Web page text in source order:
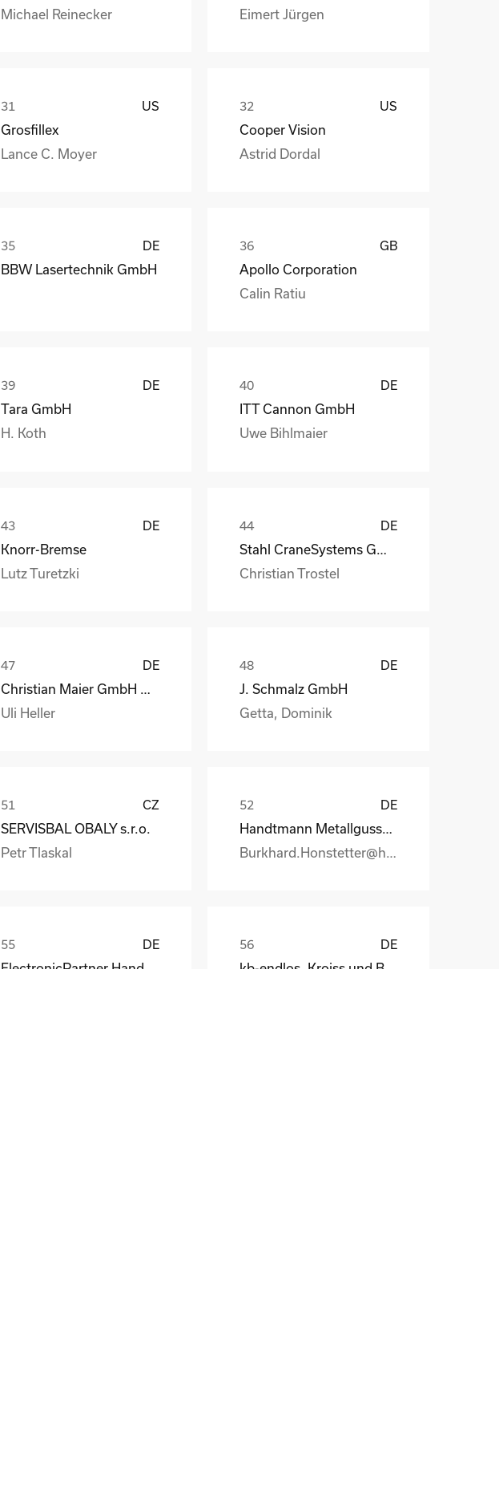
Michael Reinecker
Eimert Jürgen
US
Grosfillex
Lance C. Moyer
US
Cooper Vision
Astrid Dordal
DE
BBW Lasertechnik GmbH
GB
Apollo Corporation
Calin Ratiu
DE
Tara GmbH
H. Koth
DE
ITT Cannon GmbH
Uwe Bihlmaier
DE
Knorr-Bremse
Lutz Turetzki
DE
Christian Trostel
DE
Uli Heller
DE
J. Schmalz GmbH
Getta, Dominik
CZ
SERVISBAL OBALY s.r.o.
Petr Tlaskal
DE
Handtmann Metallgusswerk
DE DE
kb-endlos, Kroiss und Bichler